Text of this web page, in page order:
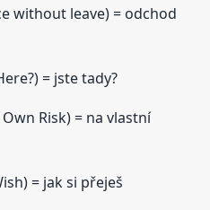
without leave) = odchod
= jste tady?
Risk) = na vlastní
= jak si přeješ